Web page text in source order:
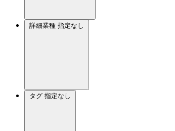
詳細業種 指定なし
タグ 指定なし